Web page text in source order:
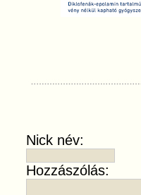
Nick név:
Hozzászólás: